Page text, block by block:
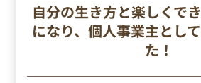
自分の生き方と楽しくで
になり、個人事業主とし
た！